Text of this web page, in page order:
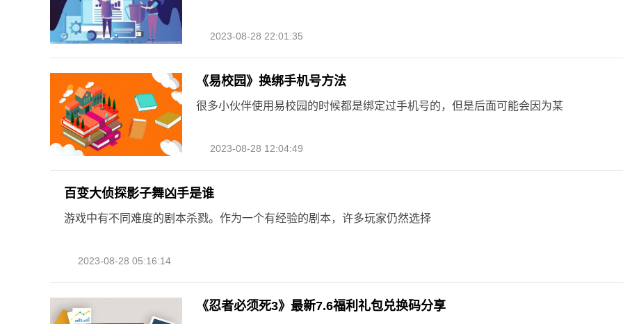
2023-08-28 22:01:35
《易校园》换绑手机号方法
很多小伙伴使用易校园的时候都是绑定过手机号的，但是后面可能会因为某
2023-08-28 12:04:49
百变大侦探影子舞凶手是谁
游戏中有不同难度的剧本杀戮。作为一个有经验的剧本，许多玩家仍然选择
2023-08-28 05:16:14
《忍者必须死3》最新7.6福利礼包兑换码分享